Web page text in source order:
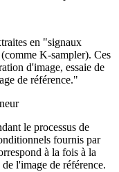
en "signaux
K-sampler). Ces
d'image, essaie de
de référence."
le processus de
fournis par
à la fois à la
l'image de référence.